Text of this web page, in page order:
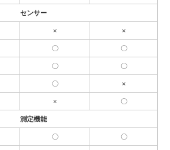
センサー
× ×
〇 〇
〇 〇
〇 ×
× 〇
測定機能
〇 〇